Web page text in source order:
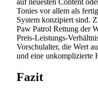
auf neuesten Content
Tonies vor allem als
System konzipiert sind.
Paw Patrol Rettung der
Preis-Leistungs-
Vorschulalter, die Wert
und eine unkomplizierte
Fazit